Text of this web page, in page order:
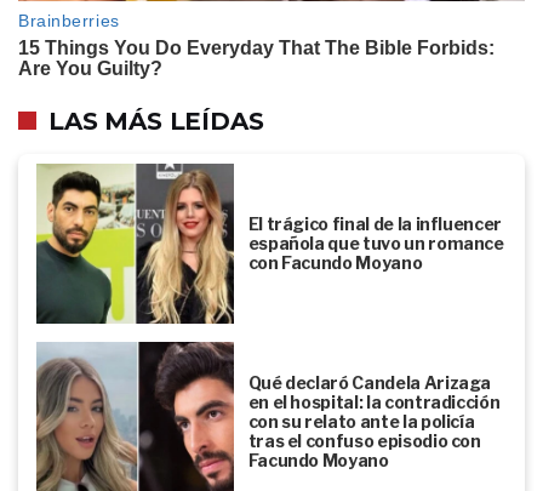
LAS MÁS LEÍDAS
El trágico final de la influencer
española que tuvo un romance
con Facundo Moyano
Qué declaró Candela Arizaga
en el hospital: la contradicción
con su relato ante la policía
tras el confuso episodio con
Facundo Moyano